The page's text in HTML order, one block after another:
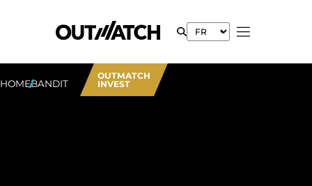
OUTMATCH
INVEST
HOMEBANDIT